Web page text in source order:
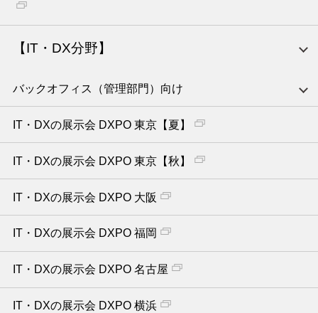
【IT・DX分野】
バックオフィス（管理部門）向け
IT・DXの展示会 DXPO 東京【夏】
IT・DXの展示会 DXPO 東京【秋】
IT・DXの展示会 DXPO 大阪
IT・DXの展示会 DXPO 福岡
IT・DXの展示会 DXPO 名古屋
IT・DXの展示会 DXPO 横浜